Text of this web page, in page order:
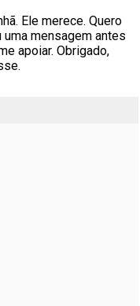
Ele merece. Quero
uma mensagem antes
apoiar. Obrigado,